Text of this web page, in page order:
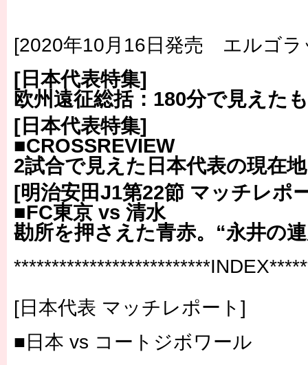
[2020年10月16日発売 エルゴラ
[日本代表特集]
欧州遠征総括：180分で見えた
[日本代表特集]
■CROSSREVIEW
2試合で見えた日本代表の現在地
[明治安田J1第22節 マッチレポ
■FC東京 vs 清水
勘所を押さえた青赤。“永井の
[日本代表 マッチレポート]
■日本 vs コートジボワール